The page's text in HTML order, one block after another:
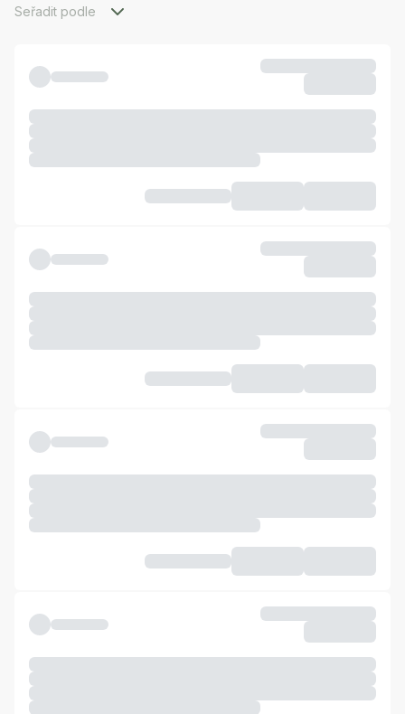
Seřadit podle